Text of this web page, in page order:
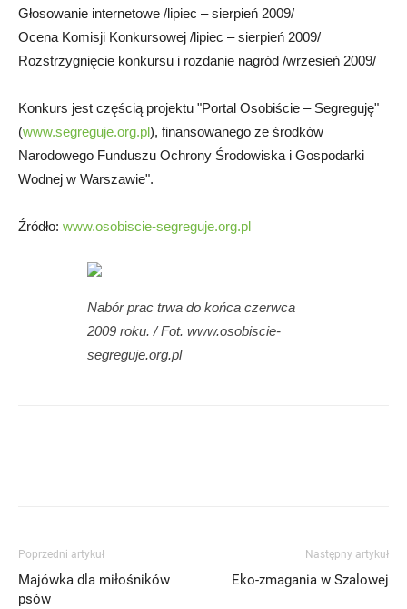
Głosowanie internetowe /lipiec – sierpień 2009/
Ocena Komisji Konkursowej /lipiec – sierpień 2009/
Rozstrzygnięcie konkursu i rozdanie nagród /wrzesień 2009/
Konkurs jest częścią projektu "Portal Osobiście – Segreguję"
(www.segreguje.org.pl), finansowanego ze środków
Narodowego Funduszu Ochrony Środowiska i Gospodarki
Wodnej w Warszawie".
Źródło: www.osobiscie-segreguje.org.pl
Nabór prac trwa do końca czerwca
2009 roku. / Fot. www.osobiscie-
segreguje.org.pl
Poprzedni artykuł
Majówka dla miłośników
psów
Następny artykuł
Eko-zmagania w Szalowej